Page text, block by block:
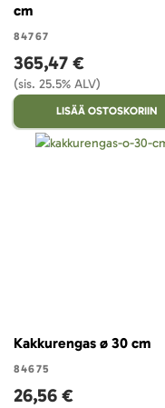
cm
84767
365,47 €
(sis. 25.5% ALV)
LISÄÄ OSTOSKORIIN
Kakkurengas ø 30 cm
84675
26,56 €